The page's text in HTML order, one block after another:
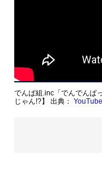
でんぱ組.inc「でんでんぱ
じゃん!?】 出典：